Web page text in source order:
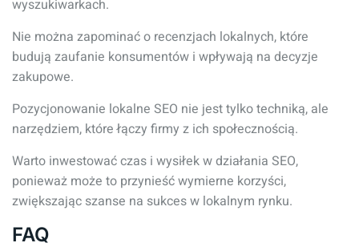
wyszukiwarkach.
Nie można zapominać o recenzjach lokalnych, które
budują zaufanie konsumentów i wpływają na decyzje
zakupowe.
Pozycjonowanie lokalne SEO nie jest tylko techniką, ale
narzędziem, które łączy firmy z ich społecznością.
Warto inwestować czas i wysiłek w działania SEO,
ponieważ może to przynieść wymierne korzyści,
zwiększając szanse na sukces w lokalnym rynku.
FAQ